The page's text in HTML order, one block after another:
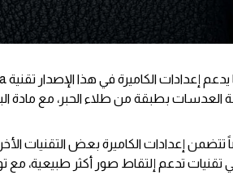
العدسات بطبقة من طلاء الحبر، مع مادة
تقنيات تدعم إلتقاط صور أكثر طبيعية، مع